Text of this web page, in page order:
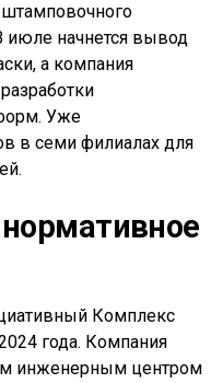
июле начнется вывод
а компания
Уже
в семи филиалах для
Комплекс
года. Компания
инженерным центром